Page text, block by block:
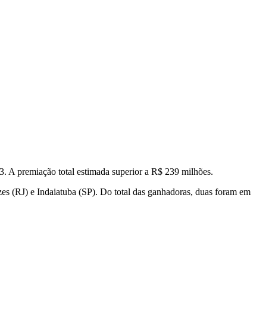
A premiação total estimada superior a R$ 239 milhões.
(RJ) e Indaiatuba (SP). Do total das ganhadoras, duas foram em